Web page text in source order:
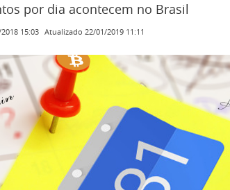
por dia acontecem no Brasil
15:03 Atualizado 22/01/2019 11:11